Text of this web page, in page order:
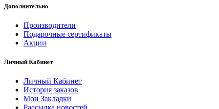
Дополнительно
Производители
Подарочные сертификаты
Акции
Личный Кабинет
Личный Кабинет
История заказов
Мои Закладки